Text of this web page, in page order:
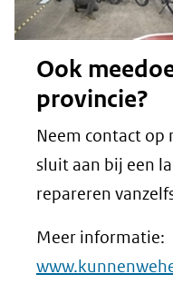
Ook
provincie?
Neem contact
sluit aan bij een
repareren
Meer informatie: